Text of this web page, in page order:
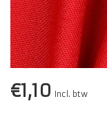
€1,10 Incl. btw